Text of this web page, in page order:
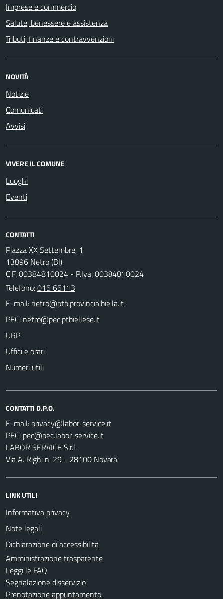
Imprese e commercio
Salute, benessere e assistenza
Tributi, finanze e contravvenzioni
NOVITÀ
Notizie
Comunicati
Avvisi
VIVERE IL COMUNE
Luoghi
Eventi
CONTATTI
Piazza XX Settembre, 1
13896 Netro (BI)
C.F. 00384810024 - P.Iva: 00384810024
Telefono:015 65113
E-mail:
PEC:
URP
Uffici e orari
Numeri utili
CONTATTI D.P.O.
E-mail:
PEC:
LABOR SERVICE S.r.l.
Via A. Righi n. 29 - 28100 Novara
LINK UTILI
Informativa privacy
Note legali
Dichiarazione di accessibilità
Amministrazione trasparente
Leggi le FAQ
Segnalazione disservizio
Prenotazione appuntamento